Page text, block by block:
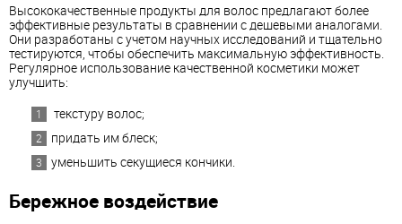
Высококачественные продукты для волос предлагают более
эффективные результаты в сравнении с дешевыми аналогами.
Они разработаны с учетом научных исследований и тщательно
тестируются, чтобы обеспечить максимальную эффективность.
Регулярное использование качественной косметики может
улучшить:
текстуру волос;
придать им блеск;
уменьшить секущиеся кончики.
Бережное воздействие